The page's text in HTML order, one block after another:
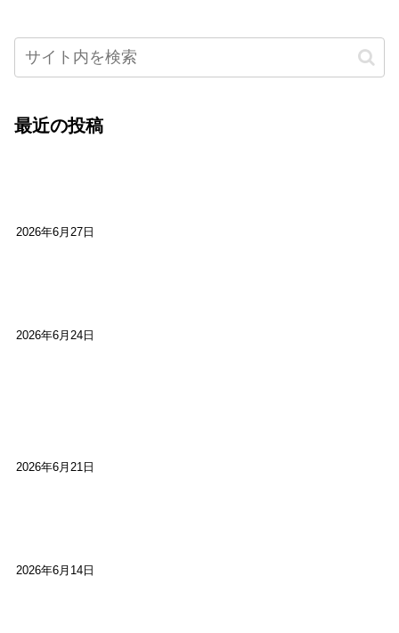
最近の投稿
2026年6月27日
2026年6月24日
2026年6月21日
2026年6月14日